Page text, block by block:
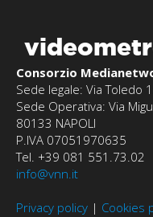
Consorzio
Sede legale: Via Toledo
Sede Operativa: Via
80133 NAPOLI
P.IVA 07051970635
Tel. +39 081 551.73.02
info@vnn.it
Privacy policy | Cookies